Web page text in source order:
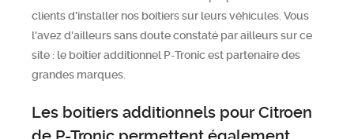
clients d'installer nos boitiers sur leurs véhicules. Vous
l'avez d'ailleurs sans doute constaté par ailleurs sur ce
site : le boitier additionnel P-Tronic est partenaire des
grandes marques.
Les boitiers additionnels pour Citroen